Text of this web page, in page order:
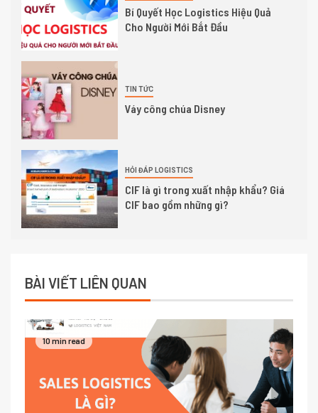
Bí Quyết Học Logistics Hiệu Quả
Cho Người Mới Bắt Đầu
TIN TỨC
Váy công chúa Disney
HỎI ĐÁP LOGISTICS
CIF là gì trong xuất nhập khẩu? Giá
CIF bao gồm những gì?
BÀI VIẾT LIÊN QUAN
10 min read